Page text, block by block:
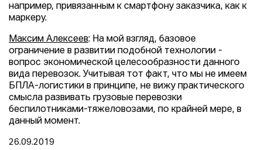
например, привязанным к смартфону заказчика, как к
маркеру.
Максим Алексеев: На мой взгляд, базовое
ограничение в развитии подобной технологии -
вопрос экономической целесообразности данного
вида перевозок. Учитывая тот факт, что мы не имеем
БПЛА-логистики в принципе, не вижу практического
смысла развивать грузовые перевозки
беспилотниками-тяжеловозами, по крайней мере, в
данный момент.
26.09.2019